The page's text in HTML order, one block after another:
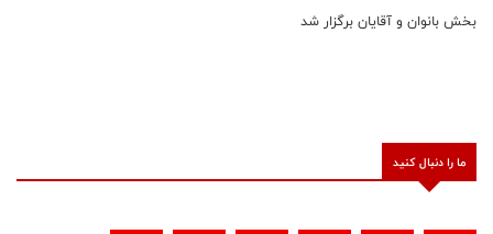
بخش بانوان و آقایان برگزار شد
ما را دنبال کنید